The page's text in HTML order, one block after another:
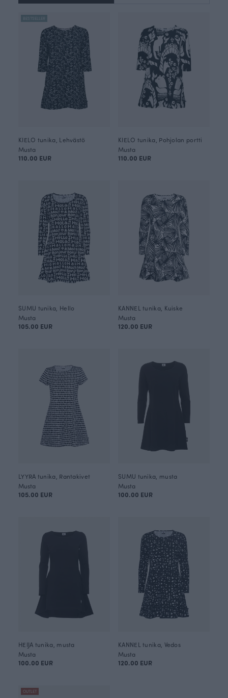
BESTSELLER
KIELO tunika, Lehvästö
Musta
110.00 EUR
KIELO tunika, Pohjolan portti
Musta
110.00 EUR
SUMU tunika, Hello
Musta
105.00 EUR
KANNEL tunika, Kuiske
Musta
120.00 EUR
LYYRA tunika, Rantakivet
Musta
105.00 EUR
SUMU tunika, musta
Musta
100.00 EUR
HEIJA tunika, musta
Musta
100.00 EUR
KANNEL tunika, Vedos
Musta
120.00 EUR
OUTLET